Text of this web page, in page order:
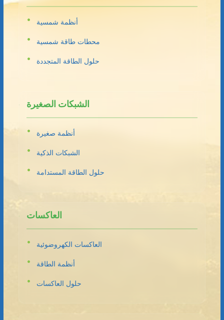
أنظمة شمسية
محطات طاقة شمسية
حلول الطاقة المتجددة
الشبكات الصغيرة
أنظمة صغيرة
الشبكات الذكية
حلول الطاقة المستدامة
العاكسات
العاكسات الكهروضوئية
أنظمة الطاقة
حلول العاكسات